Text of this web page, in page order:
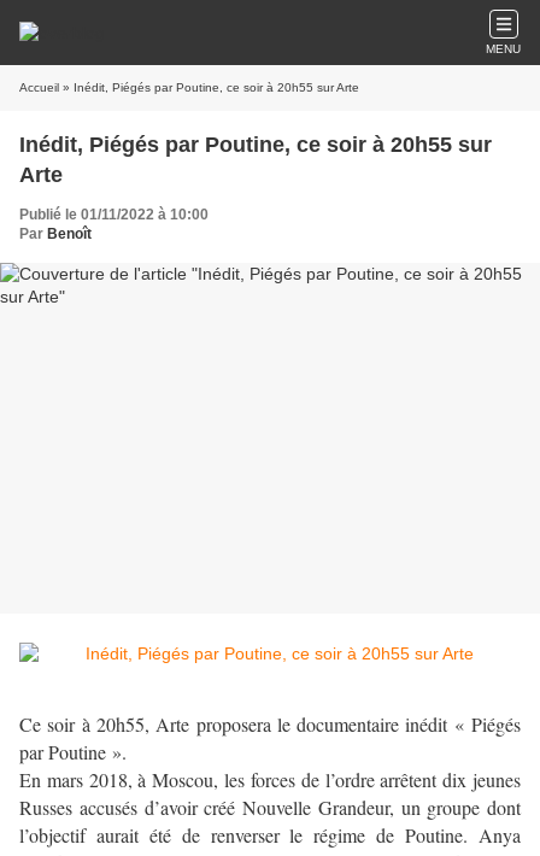
MENU
Accueil » Inédit, Piégés par Poutine, ce soir à 20h55 sur Arte
Inédit, Piégés par Poutine, ce soir à 20h55 sur
Arte
Publié le 01/11/2022 à 10:00
Par Benoît
Ce soir à 20h55, Arte proposera le documentaire inédit « Piégés
par Poutine ».
En mars 2018, à Moscou, les forces de l’ordre arrêtent dix jeunes
Russes accusés d’avoir créé Nouvelle Grandeur, un groupe dont
l’objectif aurait été de renverser le régime de Poutine. Anya